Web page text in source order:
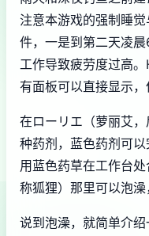
注意本游戏的强制睡
件，一是到第二天凌
工作导致疲劳度过高
有面板可以直接显示，
在ローリエ（萝丽艾
种药剂，蓝色药剂可
用蓝色药草在工作台
称狐狸）那里可以泡澡
说到泡澡，就简单介